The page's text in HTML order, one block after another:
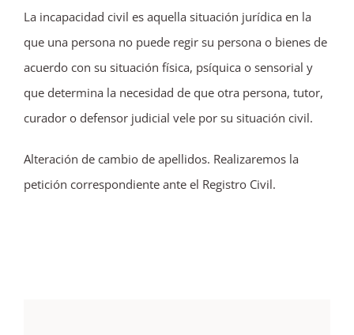
La incapacidad civil es aquella situación jurídica en la
que una persona no puede regir su persona o bienes de
acuerdo con su situación física, psíquica o sensorial y
que determina la necesidad de que otra persona, tutor,
curador o defensor judicial vele por su situación civil.
Alteración de cambio de apellidos. Realizaremos la
petición correspondiente ante el Registro Civil.